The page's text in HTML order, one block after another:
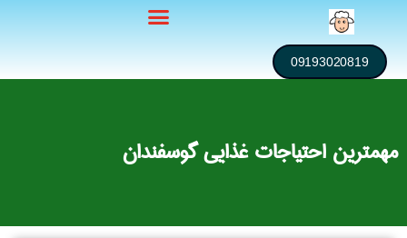
09193020819
مهمترین احتیاجات غذایی گوسفندان